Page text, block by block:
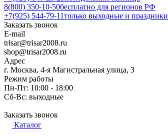
8(800) 350-10-50бесплатно для регионов РФ
+7(925) 544-79-11только выходные и праздники
Заказать звонок
E-mail
trisar@trisar2008.ru
shop@trisar2008.ru
Адрес
г. Москва, 4-я Магистральная улица, 3
Режим работы
Пн-Пт: 10:00 - 18:00
Сб-Вс: выходные
Заказать звонок
Каталог